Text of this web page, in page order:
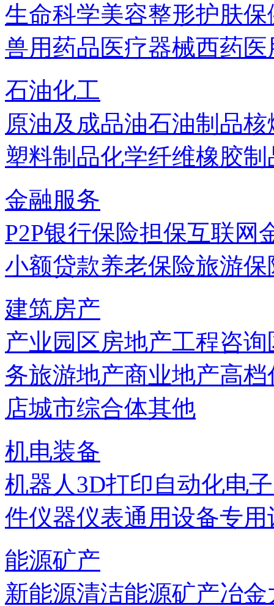
生命科学美容整形护肤保
兽用药品医疗器械西药
石油化工
原油及成品油石油制品核
塑料制品化学纤维橡胶制
金融服务
P2P银行保险担保互联网
小额贷款养老保险旅游保
建筑房产
产业园区房地产工程咨询
务旅游地产商业地产高档
店城市综合体其他
机电装备
机器人3D打印自动化电
件仪器仪表通用设备专用
能源矿产
新能源清洁能源矿产冶金